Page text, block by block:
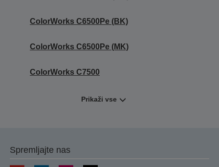
ColorWorks C6500Pe (BK)
ColorWorks C6500Pe (MK)
ColorWorks C7500
Prikaži vse
Spremljajte nas